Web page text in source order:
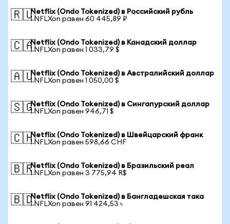
🇷🇺Netflix (Ondo Tokenized) в Российский рубль
1 NFLXon равен 60 445,89 ₽
🇨🇦Netflix (Ondo Tokenized) в Канадский доллар
1 NFLXon равен 1 033,79 $
🇦🇺Netflix (Ondo Tokenized) в Австралийский доллар
1 NFLXon равен 1 050,00 $
🇸🇬Netflix (Ondo Tokenized) в Сингапурский доллар
1 NFLXon равен 946,71 $
🇨🇭Netflix (Ondo Tokenized) в Швейцарский франк
1 NFLXon равен 598,66 CHF
🇧🇷Netflix (Ondo Tokenized) в Бразильский реал
1 NFLXon равен 3 775,94 R$
🇧🇩Netflix (Ondo Tokenized) в Бангладешская така
1 NFLXon равен 91 424,53 ৳